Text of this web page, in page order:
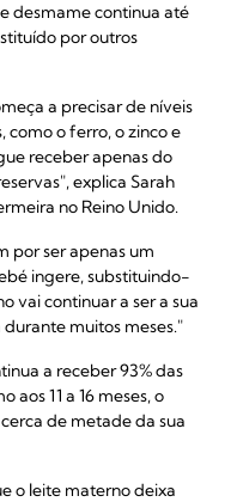
desmame continua até
por outros
a precisar de níveis
como o ferro, o zinco e
receber apenas do
explica Sarah
no Reino Unido.
por ser apenas um
ingere, substituindo-
vai continuar a ser a sua
muitos meses."
a receber 93% das
aos 11 a 16 meses, o
de metade da sua
o leite materno deixa